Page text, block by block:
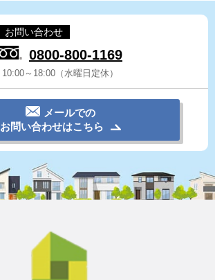
お問い合わせ
0800-800-1169
10:00～18:00（水曜日定休）
メールでの
お問い合わせはこちら